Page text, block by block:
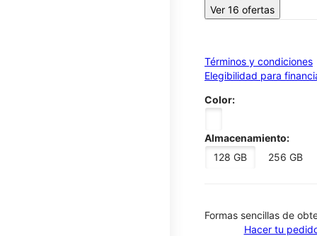
Ver 16 ofertas
Términos y condiciones
Elegibilidad para
Color:
Almacenamiento:
128 GB
256 GB
​​​​​​​Formas sencillas de
Hacer tu